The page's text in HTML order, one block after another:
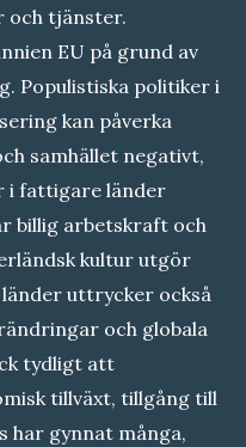
och tjänster.
EU på grund av
Populistiska politiker i
kan påverka
samhället negativt,
i fattigare länder
billig arbetskraft och
kultur utgör
uttrycker också
och globala
tydligt att
tillväxt, tillgång till
har gynnat många,